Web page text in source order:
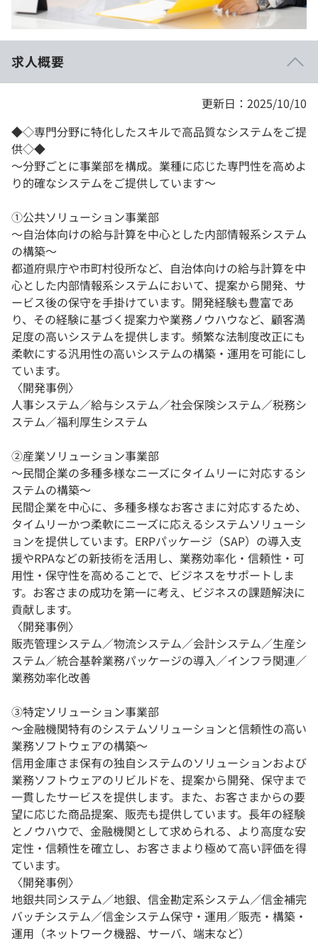
法人向けプラン
契約内容・クーポン
求人概要
更新日：2025/10/10
◆◇専門分野に特化したスキルで高品質なシステムをご提
供◇◆
〜分野ごとに事業部を構成。業種に応じた専門性を高めよ
り的確なシステムをご提供しています〜
①公共ソリューション事業部
〜自治体向けの給与計算を中心とした内部情報系システム
の構築〜
都道府県庁や市町村役所など、自治体向けの給与計算を中
心とした内部情報系システムにおいて、提案から開発、サ
ービス後の保守を手掛けています。開発経験も豊富であ
り、その経験に基づく提案力や業務ノウハウなど、顧客満
足度の高いシステムを提供します。頻繁な法制度改正にも
柔軟にする汎用性の高いシステムの構築・運用を可能にし
ています。
〈開発事例〉
人事システム／給与システム／社会保険システム／税務シ
ステム／福利厚生システム
②産業ソリューション事業部
〜民間企業の多種多様なニーズにタイムリーに対応するシ
ステムの構築〜
民間企業を中心に、多種多様なお客さまに対応するため、
タイムリーかつ柔軟にニーズに応えるシステムソリューシ
ョンを提供しています。ERPパッケージ（SAP）の導入支
援やRPAなどの新技術を活用し、業務効率化・信頼性・可
用性・保守性を高めることで、ビジネスをサポートしま
す。お客さまの成功を第一に考え、ビジネスの課題解決に
貢献します。
〈開発事例〉
販売管理システム／物流システム／会計システム／生産シ
ステム／統合基幹業務パッケージの導入／インフラ関連／
業務効率化改善
③特定ソリューション事業部
〜金融機関特有のシステムソリューションと信頼性の高い
業務ソフトウェアの構築〜
信用金庫さま保有の独自システムのソリューションおよび
業務ソフトウェアのリビルドを、提案から開発、保守まで
一貫したサービスを提供します。また、お客さまからの要
望に応じた商品提案、販売も提供しています。長年の経験
とノウハウで、金融機関として求められる、より高度な安
定性・信頼性を確立し、お客さまより極めて高い評価を得
ています。
〈開発事例〉
地銀共同システム／地銀、信金勘定系システム／信金補完
バッチシステム／信金システム保守・運用／販売・構築・
運用（ネットワーク機器、サーバ、端末など）